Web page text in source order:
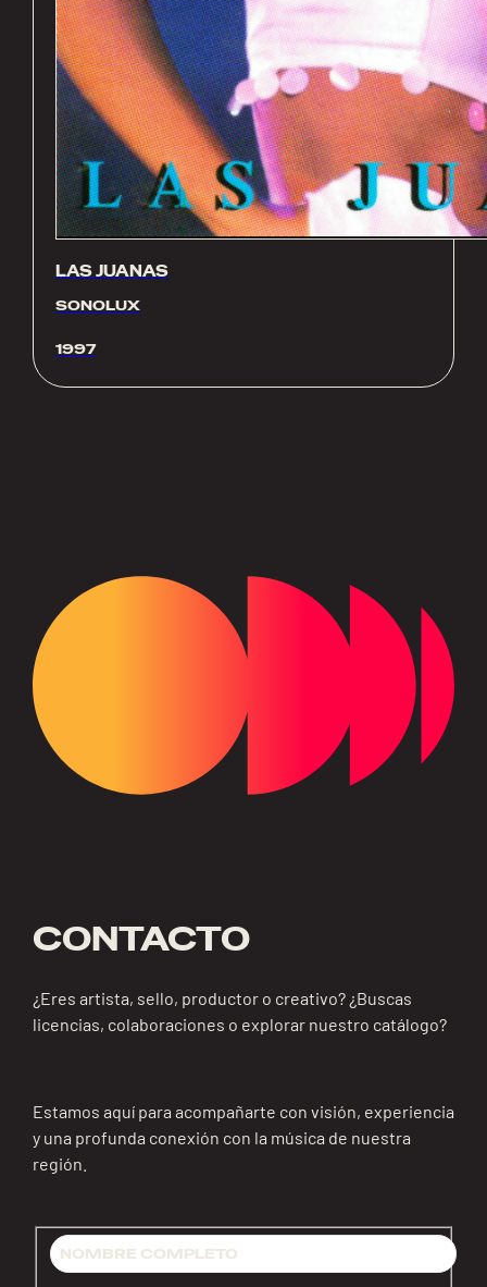
LAS JUANAS
SONOLUX
1997
CONTACTO
¿Eres artista, sello, productor o creativo? ¿Buscas
licencias, colaboraciones o explorar nuestro catálogo?
Estamos aquí para acompañarte con visión, experiencia
y una profunda conexión con la música de nuestra
región.